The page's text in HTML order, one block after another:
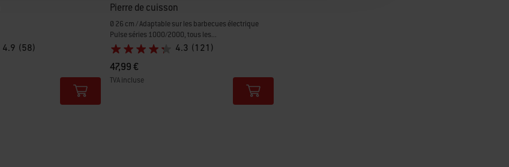
4.9 (58)
Pierre de cuisson
Ø 26 cm / Adaptable sur les barbecues électrique
Pulse séries 1000/2000, tous les...
4.3 (121)
47,99 €
TVA incluse